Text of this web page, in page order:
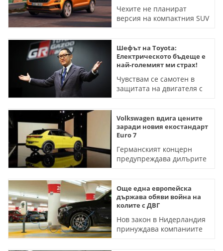
Чехите не планират
версия на компактния SUV
Шефът на Toyota:
Електрическото бъдеще е
най-големият ми страх!
Чувствам се самотен в
защитата на двигателя с
Тойода
Volkswagen вдига цените
заради новия екостандарт
Euro 7
Германският концерн
предупреждава дилърите
хибридите
Още една европейска
държава обяви война на
колите с ДВГ
Нов закон в Нидерландия
принуждава компаниите